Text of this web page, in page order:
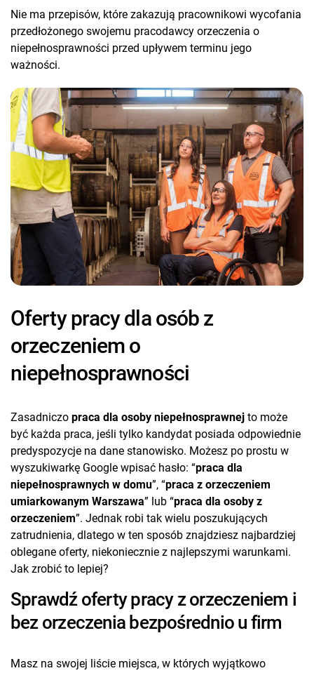
Nie ma przepisów, które zakazują pracownikowi wycofania
przedłożonego swojemu pracodawcy orzeczenia o
niepełnosprawności przed upływem terminu jego
ważności.
Oferty pracy dla osób z
orzeczeniem o
niepełnosprawności
Zasadniczo praca dla osoby niepełnosprawnej to może
być każda praca, jeśli tylko kandydat posiada odpowiednie
predyspozycje na dane stanowisko. Możesz po prostu w
wyszukiwarkę Google wpisać hasło: “praca dla
niepełnosprawnych w domu”, “praca z orzeczeniem
umiarkowanym Warszawa” lub “praca dla osoby z
orzeczeniem”. Jednak robi tak wielu poszukujących
zatrudnienia, dlatego w ten sposób znajdziesz najbardziej
oblegane oferty, niekoniecznie z najlepszymi warunkami.
Jak zrobić to lepiej?
Sprawdź oferty pracy z orzeczeniem i
bez orzeczenia bezpośrednio u firm
Masz na swojej liście miejsca, w których wyjątkowo